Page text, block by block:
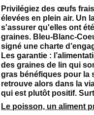
Privilégiez des œufs
élevées en plein air. Un
s'assurer qu'elles ont
graines. Bleu-Blanc-
signé une charte
Les garantie :
des graines de lin qui
gras bénéfiques pour la
retrouve alors dans la
qui est plutôt positif.
Le poisson, un aliment